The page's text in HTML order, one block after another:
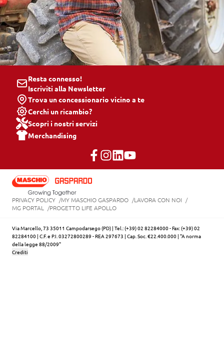
Resta connesso!
Iscriviti alla Newsletter
Trova un concessionario vicino a te
Cerchi un ricambio?
Scopri i nostri servizi
Merchandising
PRIVACY POLICY MY MASCHIO GASPARDO
LAVORA CON NOI
MG PORTAL
PROGETTO LIFE APOLLO
Via Marcello, 73 35011 Campodarsego (PD) | Tel.: (+39) 02 82284000 - Fax: (+39) 02
82284100 | C.F. e P.I. 03272800289 - REA 297673 | Cap. Soc. €22.400.000 | "A norma
della legge 88/2009"
Crediti